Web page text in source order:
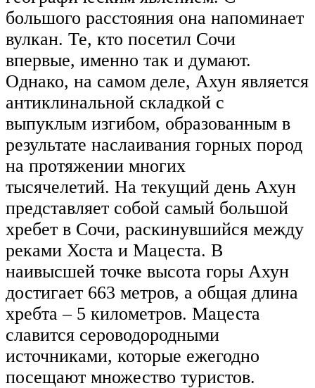
большого расстояния она напоминает
вулкан. Те, кто посетил Сочи
впервые, именно так и думают.
Однако, на самом деле, Ахун является
антиклинальной складкой с
выпуклым изгибом, образованным в
результате наслаивания горных пород
на протяжении многих
тысячелетий. На текущий день Ахун
представляет собой самый большой
хребет в Сочи, раскинувшийся между
реками Хоста и Мацеста. В
наивысшей точке высота горы Ахун
достигает 663 метров, а общая длина
хребта – 5 километров. Мацеста
славится сероводородными
источниками, которые ежегодно
посещают множество туристов.